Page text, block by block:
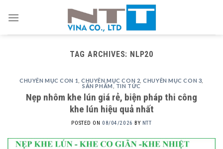
TAG ARCHIVES: NLP20
CHUYÊN MỤC CON 1 ,CHUYÊN MỤC CON 2 ,CHUYÊN MỤC CON 3
SẢN PHẨM , TIN TỨC
Nẹp nhôm khe lún giá rẻ, biện pháp thi công
khe lún hiệu quả nhất
POSTED ON 08/04/2026 BY NTT